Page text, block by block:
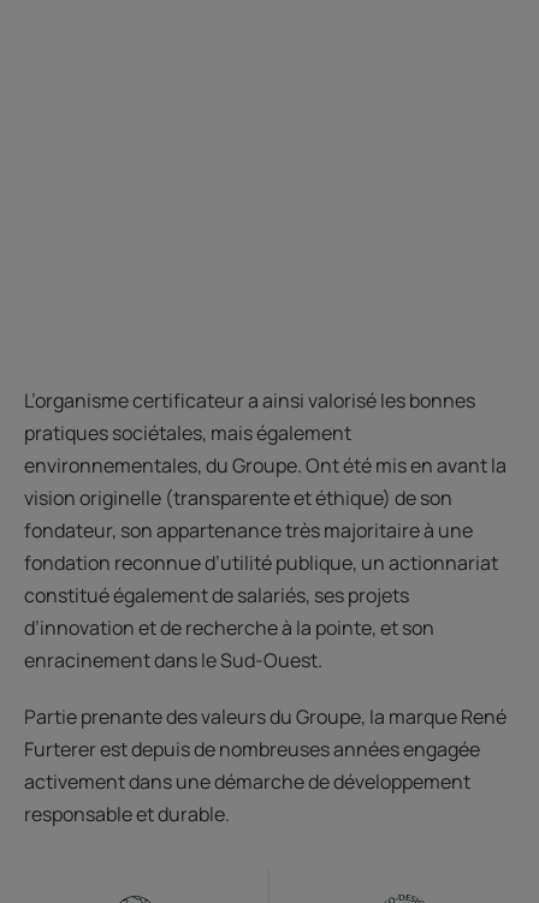
L’organisme certificateur a ainsi valorisé les bonnes
pratiques sociétales, mais également
environnementales, du Groupe. Ont été mis en avant la
vision originelle (transparente et éthique) de son
fondateur, son appartenance très majoritaire à une
fondation reconnue d’utilité publique, un actionnariat
constitué également de salariés, ses projets
d’innovation et de recherche à la pointe, et son
enracinement dans le Sud-Ouest.
Partie prenante des valeurs du Groupe, la marque René
Furterer est depuis de nombreuses années engagée
activement dans une démarche de développement
responsable et durable.